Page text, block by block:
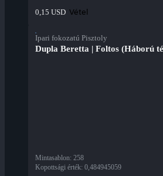
0,15 USD Vétel
Ipari fokozatú Pisztoly
Dupla Beretta | Foltos (Háború
Mintasablon: 258
Kopottsági érték: 0,484945059